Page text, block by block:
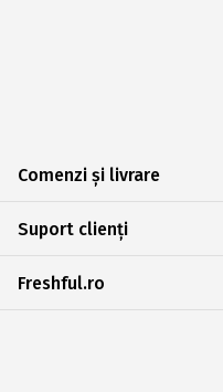
Comenzi și livrare
Suport clienți
Freshful.ro